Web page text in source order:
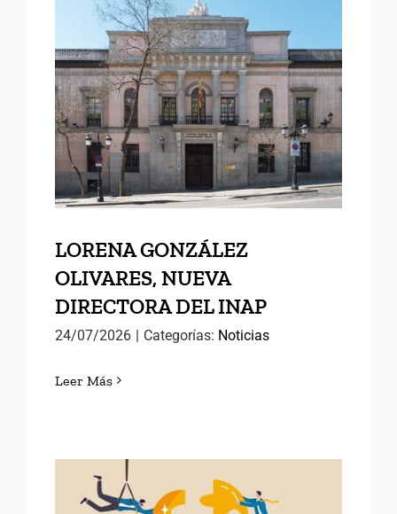
LORENA GONZÁLEZ
OLIVARES, NUEVA
DIRECTORA DEL INAP
LORENA GONZÁLEZ
OLIVARES, NUEVA
DIRECTORA DEL INAP
24/07/2026 | Categorías: Noticias
Leer Más